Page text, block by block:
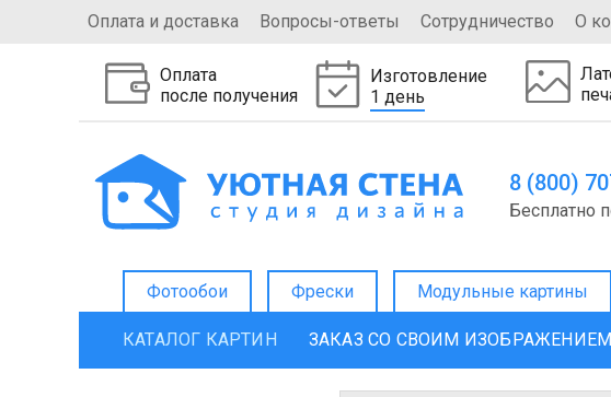
Оплата и доставка Вопросы-ответы Сотрудничество О
Оплата
после получения
Изготовление
1 день
8 (800)
Бесплатно
Фотообои Фрески Модульные картины
КАТАЛОГ КАРТИН ЗАКАЗ СО СВОИМ ИЗОБРАЖЕНИЕМ